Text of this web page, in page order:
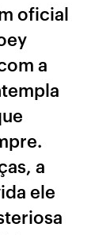
oficial
a
a
ele